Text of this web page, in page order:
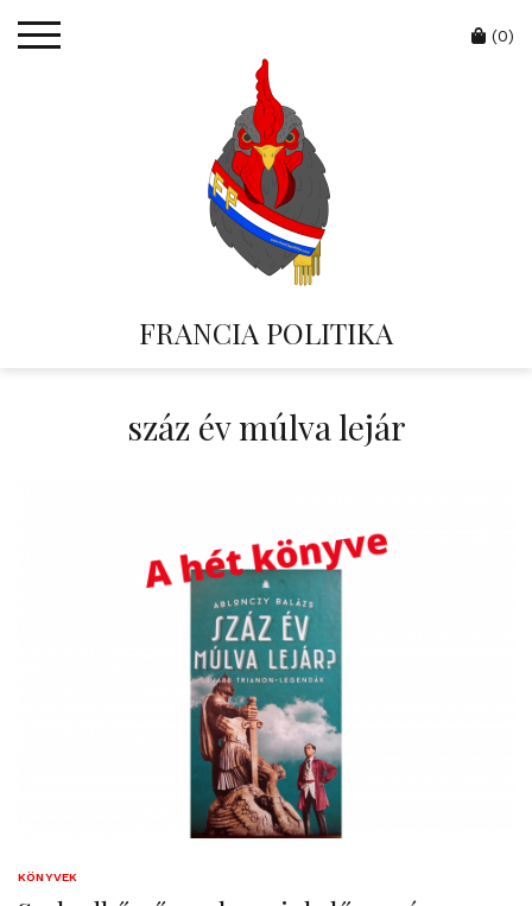
FRANCIA POLITIKA
Cart
(0)
száz év múlva lejár
KÖNYVEK